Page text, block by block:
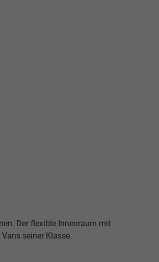
Der flexible Innenraum mit
seiner Klasse.